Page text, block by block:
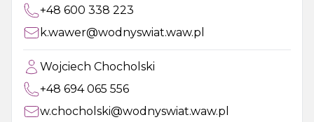
+48 600 338 223
k.wawer@wodnyswiat.waw.pl
Wojciech Chocholski
+48 694 065 556
w.chocholski@wodnyswiat.waw.pl